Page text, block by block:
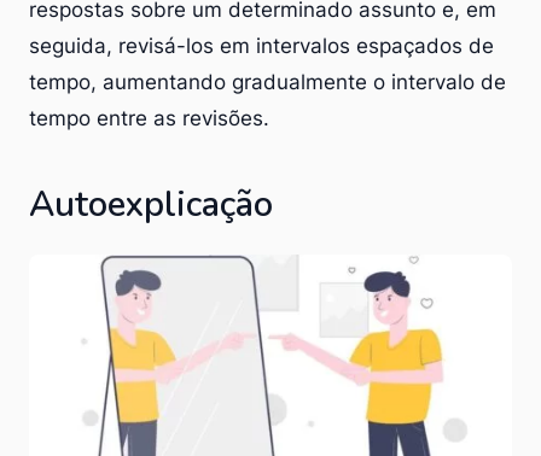
respostas sobre um determinado assunto e, em
seguida, revisá-los em intervalos espaçados de
tempo, aumentando gradualmente o intervalo de
tempo entre as revisões.
Autoexplicação